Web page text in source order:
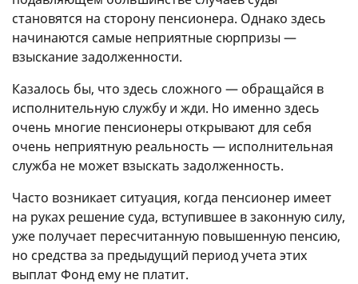
становятся на сторону пенсионера. Однако здесь
начинаются самые неприятные сюрпризы —
взыскание задолженности.
Казалось бы, что здесь сложного — обращайся в
исполнительную службу и жди. Но именно здесь
очень многие пенсионеры открывают для себя
очень неприятную реальность — исполнительная
служба не может взыскать задолженность.
Часто возникает ситуация, когда пенсионер имеет
на руках решение суда, вступившее в законную силу,
уже получает пересчитанную повышенную пенсию,
но средства за предыдущий период учета этих
выплат Фонд ему не платит.